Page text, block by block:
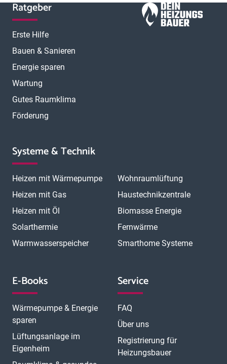
Ratgeber
Erste Hilfe
Bauen & Sanieren
Energie sparen
Wartung
Gutes Raumklima
Förderung
Systeme & Technik
Heizen mit Wärmepumpe
Heizen mit Gas
Heizen mit Öl
Solarthermie
Warmwasserspeicher
Wohnraumlüftung
Haustechnikzentrale
Biomasse Energie
Fernwärme
Smarthome Systeme
E-Books
Wärmepumpe & Energie
sparen
Lüftungsanlage im
Eigenheim
Service
FAQ
Über uns
Registrierung für
Heizungsbauer